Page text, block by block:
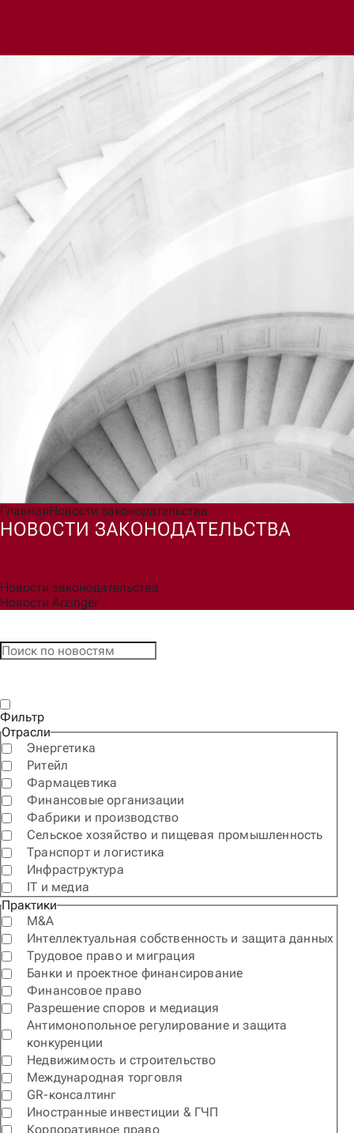
ГлавнаяНовости законодательства
НОВОСТИ ЗАКОНОДАТЕЛЬСТВА
Новости законодательства
Новости Arzinger
Фильтр
Отрасли
Энергетика
Ритейл
Фармацевтика
Финансовые организации
Фабрики и производство
Сельское хозяйство и пищевая промышленность
Транспорт и логистика
Инфраструктура
IT и медиа
Практики
M&A
Интеллектуальная собственность и защита данных
Трудовое право и миграция
Банки и проектное финансирование
Финансовое право
Разрешение споров и медиация
Антимонопольное регулирование и защита
конкуренции
Недвижимость и строительство
Международная торговля
GR-консалтинг
Иностранные инвестиции & ГЧП
Корпоративное право
Написать нам
Мы всегда готовы помочь вам разобраться в юридических
вопросах.
Заполните форму ниже, и наш специалист свяжется с вами
в ближайшее время.
Имя
Комментарий*
Согласен(а) на обработку моих персональных данных для
обработки запроса и обратной связи в соответствии с
Политикой обработки персональных данных .
Ознакомлен(а) с правами, порядком их реализации и
последствиями дачи согласия.
Отправить